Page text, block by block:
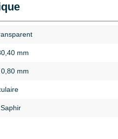
mm
0,80 mm
Saphir